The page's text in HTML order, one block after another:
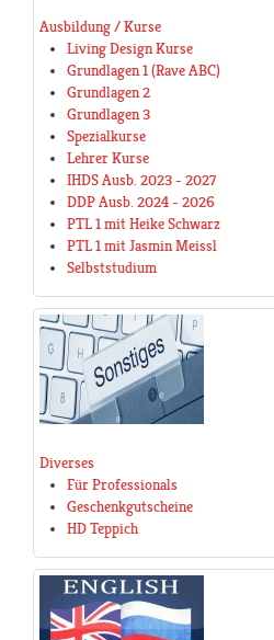
Ausbildung / Kurse
Living Design Kurse
Grundlagen 1 (Rave ABC)
Grundlagen 2
Grundlagen 3
Spezialkurse
Lehrer Kurse
IHDS Ausb. 2023 - 2027
DDP Ausb. 2024 - 2026
PTL 1 mit Heike Schwarz
PTL 1 mit Jasmin Meissl
Selbststudium
Diverses
Für Professionals
Geschenkgutscheine
HD Teppich